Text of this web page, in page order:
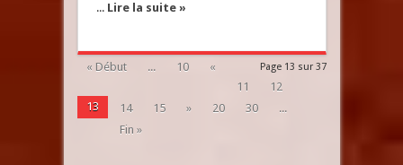
... Lire la suite »
Page 13 sur 37
« Début ... 10
«
11
12
13
14 15 » 20 30
...
Fin »